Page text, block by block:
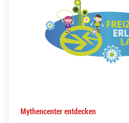
Mythencenter entdecken